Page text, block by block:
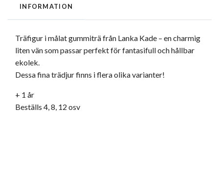
INFORMATION
Träfigur i målat gummiträ från Lanka Kade – en charmig
liten vän som passar perfekt för fantasifull och hållbar
ekolek.
Dessa fina trädjur finns i flera olika varianter!
+ 1 år
Beställs 4, 8, 12 osv